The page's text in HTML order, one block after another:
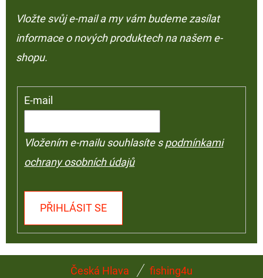
Vložte svůj e-mail a my vám budeme zasílat
informace o nových produktech na našem e-
shopu.
E-mail
Vložením e-mailu souhlasíte spodmínkami
ochrany osobních údajů
PŘIHLÁSIT SE
Česká Hlava fishing4u